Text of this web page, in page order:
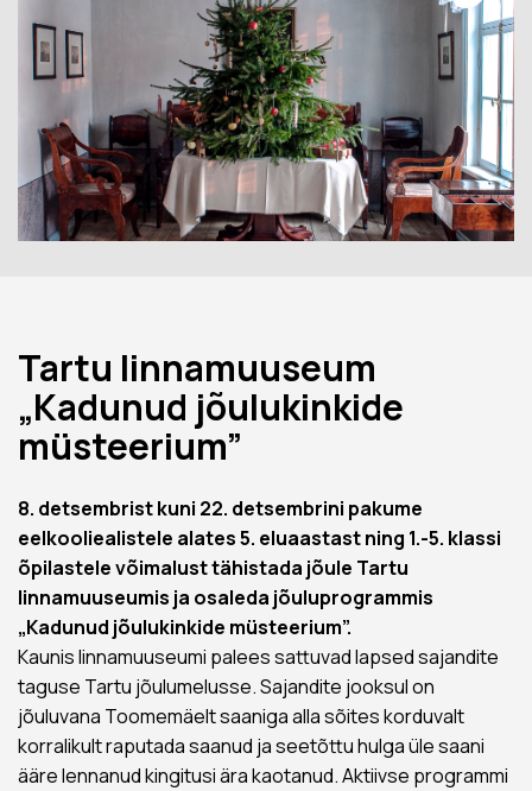
Tartu linnamuuseum
„Kadunud jõulukinkide
müsteerium”
8. detsembrist kuni 22. detsembrini pakume
eelkooliealistele alates 5. eluaastast ning 1.-5. klassi
õpilastele võimalust tähistada jõule Tartu
linnamuuseumis ja osaleda jõuluprogrammis
„Kadunud jõulukinkide müsteerium”.
Kaunis linnamuuseumi palees sattuvad lapsed sajandite
taguse Tartu jõulumelusse. Sajandite jooksul on
jõuluvana Toomemäelt saaniga alla sõites korduvalt
korralikult raputada saanud ja seetõttu hulga üle saani
ääre lennanud kingitusi ära kaotanud. Aktiivse programmi